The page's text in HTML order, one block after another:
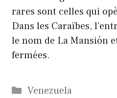
rares sont celles qui
Dans les Caraïbes,
le nom de La Mansión
fermées.
Catégories
Venezuela